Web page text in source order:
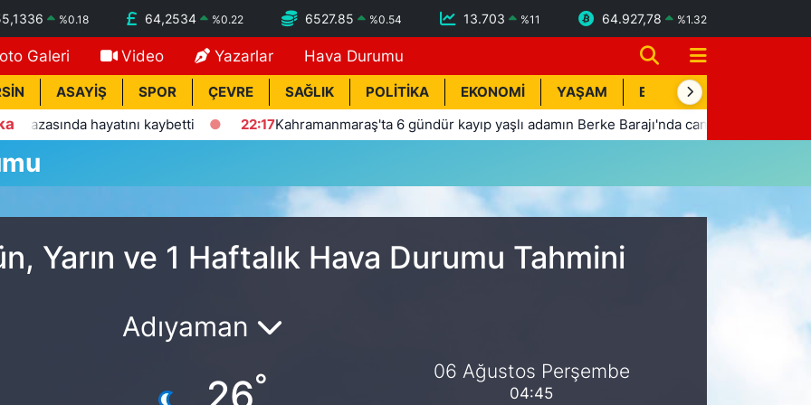
%0.18 64,2534 %0.22 6527.85 %0.54 13.703 %11 64.927,78 %1.32
Galeri Video Yazarlar Hava Durumu
ASAYİŞ SPOR ÇEVRE SAĞLIK POLİTİKA EKONOMİ YAŞAM BİK İLAN
hayatını kaybetti 22:17Kahramanmaraş'ta 6 gündür kayıp yaşlı adamın Berke Barajı'nda cansız bedeni bulundu
Yarın ve 1 Haftalık Hava Durumu Tahmini
Adıyaman
26° 06 Ağustos Perşembe
04:45